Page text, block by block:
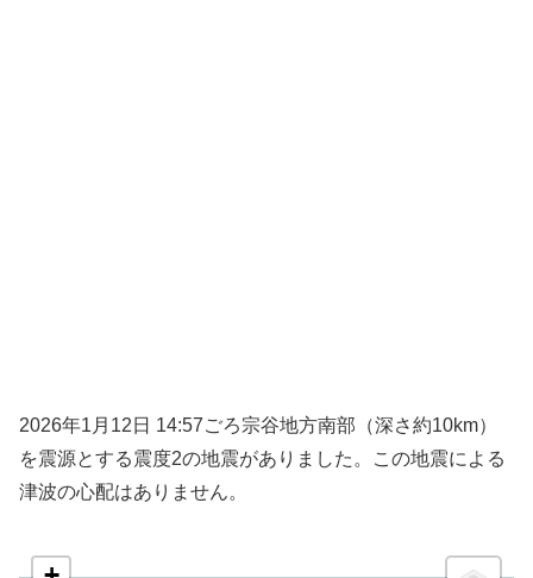
2026年1月12日 14:57ごろ宗谷地方南部（深さ約10km）
を震源とする震度2の地震がありました。この地震による
津波の心配はありません。